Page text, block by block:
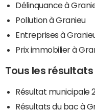
Délinquance à
Pollution à Granieu
Entreprises à
Prix immobilier à
Tous les
Résultat municipale
Résultats du bac à